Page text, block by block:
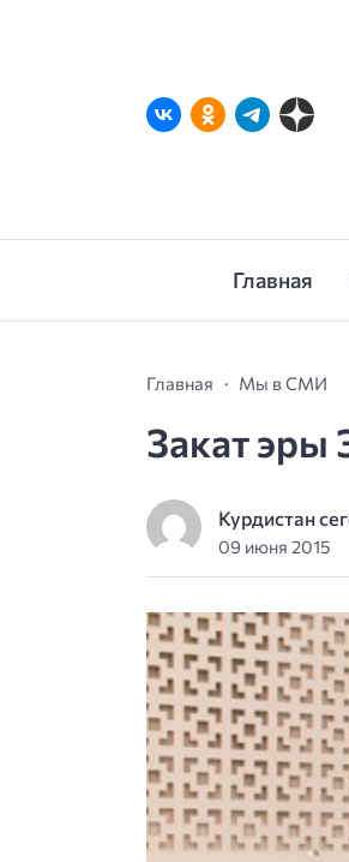
Главная
Главная Мы в СМИ
Закат эры
Курдистан
09 июня 2015